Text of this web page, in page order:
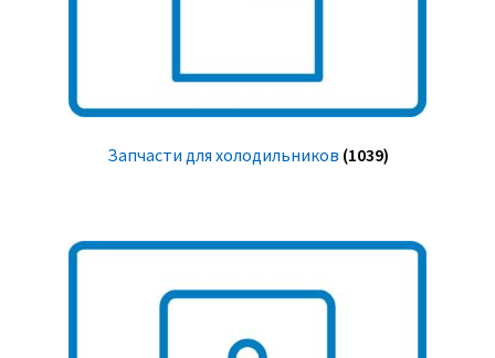
Запчасти для холодильников (1039)